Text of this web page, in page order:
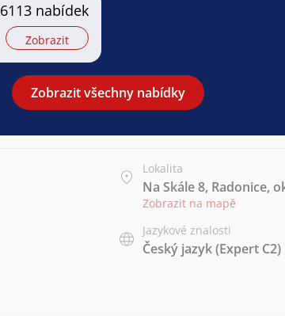
6113 nabídek
Zobrazit
Zobrazit všechny nabídky
Lokalita
Na Skále 8, Radonice,
Zobrazit na mapě
Jazykové znalosti
Český jazyk(Expert C2)